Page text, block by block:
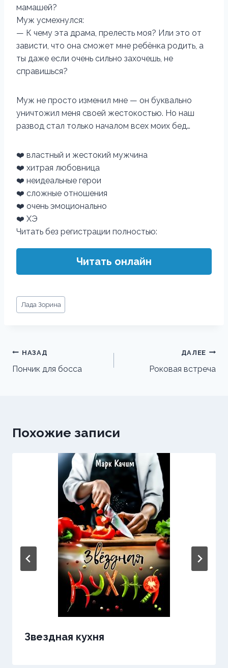
мамашей?
Муж усмехнулся:
— К чему эта драма, прелесть моя? Или это от
зависти, что она сможет мне ребёнка родить, а
ты даже если очень сильно захочешь, не
справишься?
Муж не просто изменил мне — он буквально
уничтожил меня своей жестокостью. Но наш
развод стал только началом всех моих бед…
❤️ властный и жестокий мужчина
❤️ хитрая любовница
❤️ неидеальные герои
❤️ сложные отношения
❤️ очень эмоционально
❤️ ХЭ
Читать без регистрации полностью:
Читать онлайн
Метки
записи:
Лада Зорина
Навигация
по
НАЗАД
Пончик для босса
ДАЛЕЕ
Роковая встреча
Похожие записи
Звездная кухня